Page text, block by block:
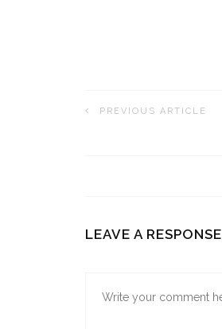
PREVIOUS ARTICLE
LEAVE A RESPONSE